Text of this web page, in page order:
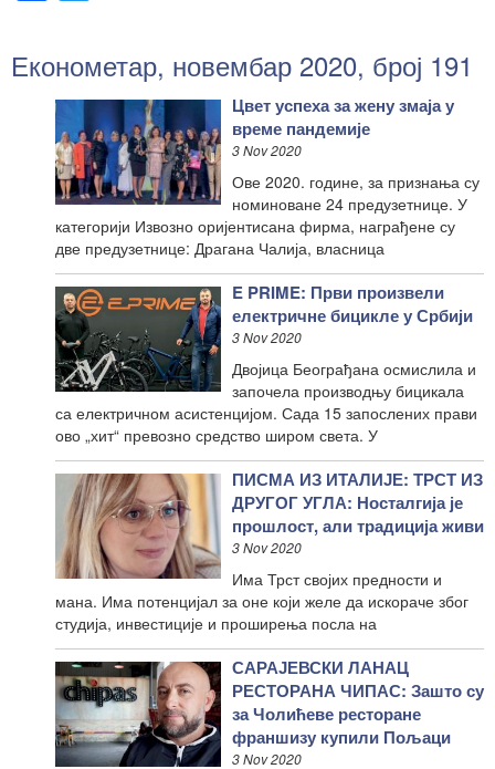
Економетар, новембар 2020, број 191
Цвет успеха за жену змаја у
време пандемије
3 Nov 2020
Ове 2020. године, за признања су
номиноване 24 предузетнице. У
категорији Извозно оријентисана фирма, награђене су
две предузетнице: Драгана Чалија, власница
E PRIME: Први произвели
електричне бицикле у Србији
3 Nov 2020
Двојица Београђана осмислила и
започела производњу бицикала
са електричном асистенцијом. Сада 15 запослених прави
ово „хит“ превозно средство широм света. У
ПИСМА ИЗ ИТАЛИЈЕ: ТРСТ ИЗ
ДРУГОГ УГЛА: Носталгија је
прошлост, али традиција живи
3 Nov 2020
Има Трст својих предности и
мана. Има потенцијал за оне који желе да искораче због
студија, инвестиције и проширења посла на
САРАЈЕВСКИ ЛАНАЦ
РЕСТОРАНА ЧИПАС: Зашто су
за Чолићеве ресторане
франшизу купили Пољаци
3 Nov 2020